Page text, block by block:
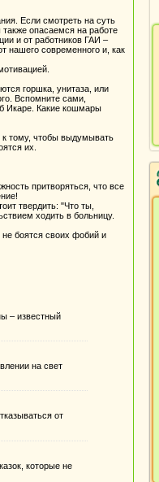
Если смотреть на суть
опасаемся на работе
и от работников ГАИ –
нашего современного и, как
горшка, унитаза, или
Вспомните сами,
Икаре. Какие кошмары
к тому, чтобы выдумывать
их.
притворяться, что все
твердить: "Что ты,
ходить в больницу.
боятся своих фобий и
– известный
на свет
от
которые не